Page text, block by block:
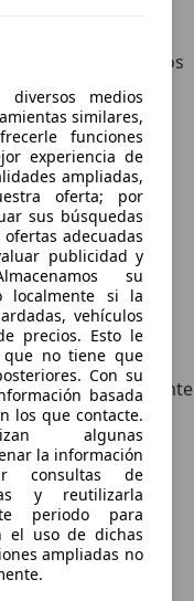
sobre vehículos
pero posiblemente
vehículos
diversos medios
similares,
funciones
experiencia de
ampliadas,
oferta; por
sus búsquedas
adecuadas
publicidad y
su
localmente si la
vehículos
precios. Esto le
no tiene que
Con su
basada
los que contacte.
algunas
la información
consultas de
y reutilizarla
periodo para
el uso de dichas
ampliadas no